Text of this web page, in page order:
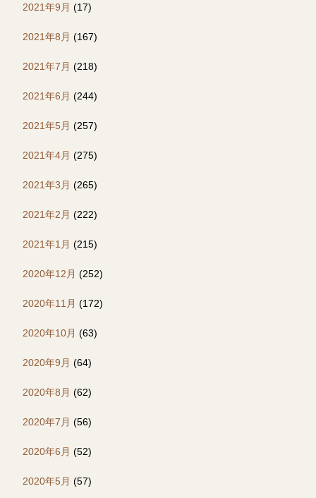
2021年9月 (17)
2021年8月 (167)
2021年7月 (218)
2021年6月 (244)
2021年5月 (257)
2021年4月 (275)
2021年3月 (265)
2021年2月 (222)
2021年1月 (215)
2020年12月 (252)
2020年11月 (172)
2020年10月 (63)
2020年9月 (64)
2020年8月 (62)
2020年7月 (56)
2020年6月 (52)
2020年5月 (57)